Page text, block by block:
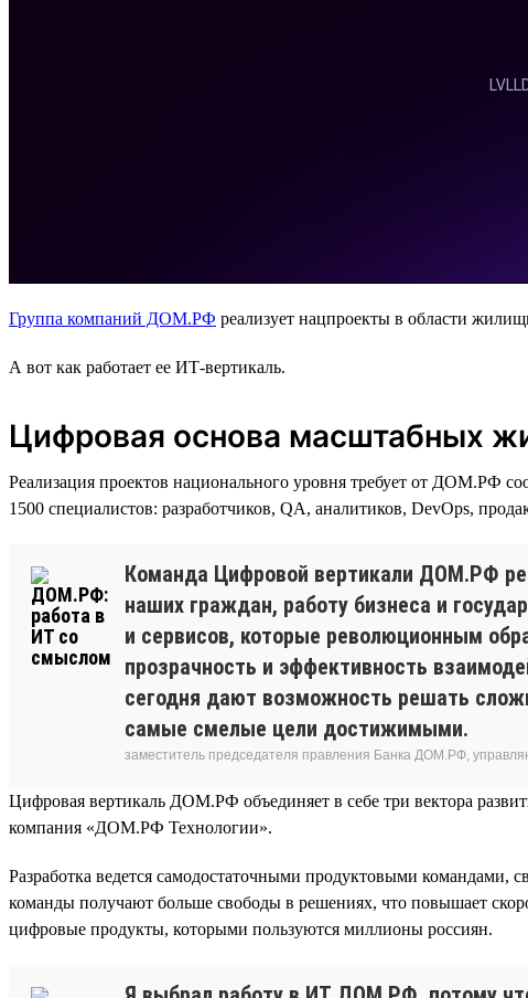
Группа компаний ДОМ.РФ реализует нацпроекты в области
А вот как работает ее ИТ-вертикаль.
Цифровая основа масштабных
Реализация проектов национального уровня требует от ДОМ.РФ
1500 специалистов: разработчиков, QA, аналитиков, DevOps,
Команда Цифровой вертикали ДОМ.РФ
наших граждан, работу бизнеса и
и сервисов, которые революционным
прозрачность и эффективность
сегодня дают возможность решать
самые смелые цели достижимыми.
заместитель председателя правления Банка ДОМ.РФ,
Цифровая вертикаль ДОМ.РФ объединяет в себе три вектора
компания «ДОМ.РФ Технологии».
Разработка ведется самодостаточными продуктовыми
команды получают больше свободы в решениях, что повышает
цифровые продукты, которыми пользуются миллионы россиян.